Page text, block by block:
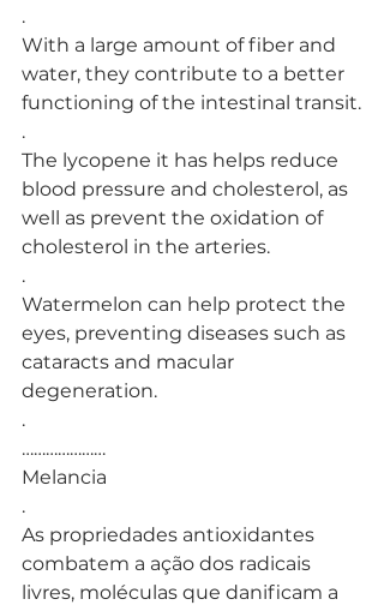
.
With a large amount of fiber and
water, they contribute to a better
functioning of the intestinal transit.
.
The lycopene it has helps reduce
blood pressure and cholesterol, as
well as prevent the oxidation of
cholesterol in the arteries.
.
Watermelon can help protect the
eyes, preventing diseases such as
cataracts and macular
degeneration.
.
…………………
Melancia
.
As propriedades antioxidantes
combatem a ação dos radicais
livres, moléculas que danificam a